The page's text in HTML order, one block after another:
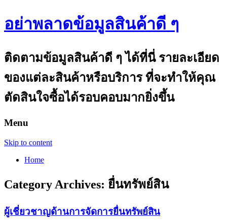
อย่าพลาดข้อมูลสินค้าดี ๆ
ติดตามข้อมูลสินค้าดี ๆ ได้ที่นี่ รายละเอียด
ของแต่ละสินค้าหรือบริการ ที่จะทำให้คุณ
ตัดสินใจซื้อได้รอบคอบมากยิ่งขึ้น
Menu
Skip to content
Home
Category Archives: ยื่นทรัพย์สิน
ผู้เชี่ยวชาญด้านการจัดการยื่นทรัพย์สิน